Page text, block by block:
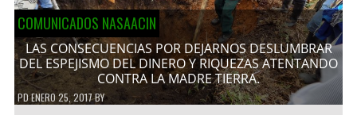
COMUNICADOS NASAACIN
LAS CONSECUENCIAS POR DEJARNOS DESLUMBRAR
DEL ESPEJISMO DEL DINERO Y RIQUEZAS ATENTANDO
CONTRA LA MADRE TIERRA.
PDENERO 25, 2017BY